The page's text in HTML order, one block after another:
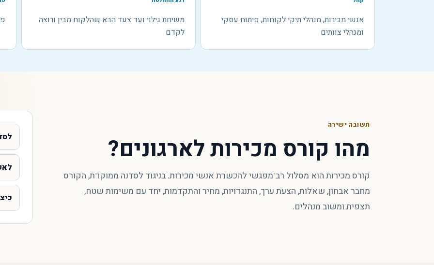
אנשי מכירות, מנהלי תיקי לקוחות, פיתוח עסקי
ומנהלי צוותים
משיחת גילוי ועד צעד הבא שהלקוח מבין ורוצה
לקדם
תשובה ישירה
מהו קורס מכירות לארגונים?
קורס מכירות הוא מסלול רב־מפגשי להכשרת אנשי מכירות. בניגוד לסדנה ממוקדת, הקורס
מחבר אבחון, שאלות, הצעת ערך, התנגדויות, מחיר והתקדמות, יחד עם משימות שטח,
תצפית ומשוב מנהלים.